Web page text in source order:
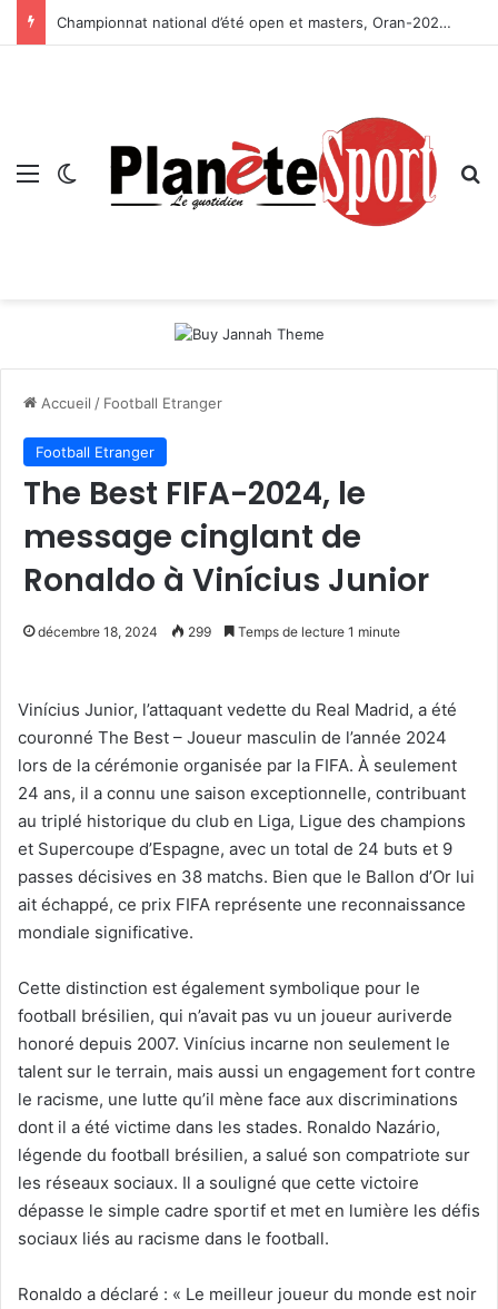
Championnat national d’été open et masters, Oran-2026 — Le CRB s’adjuge le titre
Menu Switch skin
Accueil / Football Etranger
Football Etranger
The Best FIFA-2024, le
message cinglant de
Ronaldo à Vinícius Junior
décembre 18, 2024 299 Temps de lecture 1 minute
Vinícius Junior, l’attaquant vedette du Real Madrid, a été
couronné The Best – Joueur masculin de l’année 2024
lors de la cérémonie organisée par la FIFA. À seulement
24 ans, il a connu une saison exceptionnelle, contribuant
au triplé historique du club en Liga, Ligue des champions
et Supercoupe d’Espagne, avec un total de 24 buts et 9
passes décisives en 38 matchs. Bien que le Ballon d’Or lui
ait échappé, ce prix FIFA représente une reconnaissance
mondiale significative.
Cette distinction est également symbolique pour le
football brésilien, qui n’avait pas vu un joueur auriverde
honoré depuis 2007. Vinícius incarne non seulement le
talent sur le terrain, mais aussi un engagement fort contre
le racisme, une lutte qu’il mène face aux discriminations
dont il a été victime dans les stades. Ronaldo Nazário,
légende du football brésilien, a salué son compatriote sur
les réseaux sociaux. Il a souligné que cette victoire
dépasse le simple cadre sportif et met en lumière les défis
sociaux liés au racisme dans le football.
Ronaldo a déclaré : « Le meilleur joueur du monde est noir